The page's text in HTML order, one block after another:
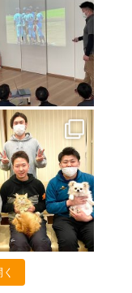
2021年7月17日
2021年7月9日
2021年6月24日
ってきました❕
2021年6月18日
2021年4月16日
2021年4月15日